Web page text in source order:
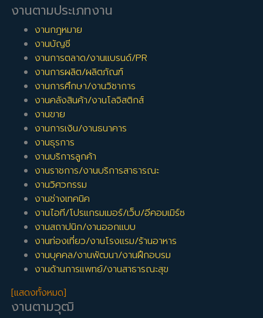
งานตามประเภทงาน
งานกฎหมาย
งานบัญชี
งานการตลาด/งานแบรนด์/PR
งานการผลิต/ผลิตภัณฑ์
งานการศึกษา/งานวิชาการ
งานคลังสินค้า/งานโลจิสติกส์
งานขาย
งานการเงิน/งานธนาคาร
งานธุรการ
งานบริการลูกค้า
งานราชการ/งานบริการสาธารณะ
งานวิศวกรรม
งานช่างเทคนิค
งานไอที/โปรแกรมเมอร์/เว็บ/อีคอมเมิร์ซ
งานสถาปนิก/งานออกแบบ
งานท่องเที่ยว/งานโรงแรม/ร้านอาหาร
งานบุคคล/งานพัฒนา/งานฝึกอบรม
งานด้านการแพทย์/งานสาธารณะสุข
[แสดงทั้งหมด]
งานตามวุฒิ